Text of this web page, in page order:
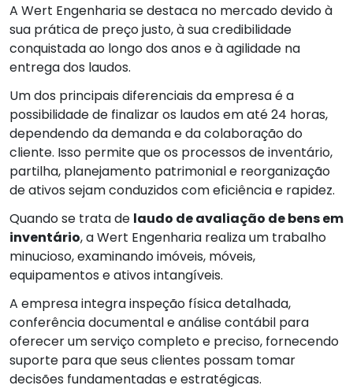
A Wert Engenharia se destaca no mercado devido à
sua prática de preço justo, à sua credibilidade
conquistada ao longo dos anos e à agilidade na
entrega dos laudos.
Um dos principais diferenciais da empresa é a
possibilidade de finalizar os laudos em até 24 horas,
dependendo da demanda e da colaboração do
cliente. Isso permite que os processos de inventário,
partilha, planejamento patrimonial e reorganização
de ativos sejam conduzidos com eficiência e rapidez.
Quando se trata de laudo de avaliação de bens em
inventário, a Wert Engenharia realiza um trabalho
minucioso, examinando imóveis, móveis,
equipamentos e ativos intangíveis.
A empresa integra inspeção física detalhada,
conferência documental e análise contábil para
oferecer um serviço completo e preciso, fornecendo
suporte para que seus clientes possam tomar
decisões fundamentadas e estratégicas.